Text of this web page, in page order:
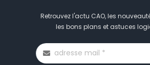
Retrouvez l'actu CAO, les
les bons plans et astuces